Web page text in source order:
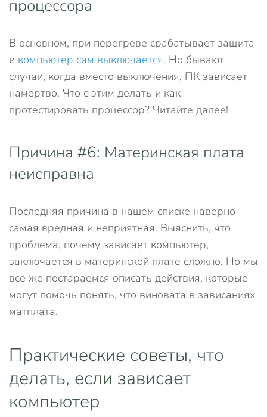
процессора
В основном, при перегреве срабатывает защита
и компьютер сам выключается. Но бывают
случаи, когда вместо выключения, ПК зависает
намертво. Что с этим делать и как
протестировать процессор? Читайте далее!
Причина #6: Материнская плата
неисправна
Последняя причина в нашем списке наверно
самая вредная и неприятная. Выяснить, что
проблема, почему зависает компьютер,
заключается в материнской плате сложно. Но мы
все же постараемся описать действия, которые
могут помочь понять, что виновата в зависаниях
матплата.
Практические советы, что
делать, если зависает
компьютер